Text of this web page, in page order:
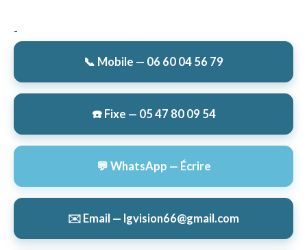
-
📞 Mobile — 06 60 04 56 79
☎️ Fixe — 05 47 80 09 54
💬 WhatsApp — Écrire
✉️ Email — lgvision66@gmail.com